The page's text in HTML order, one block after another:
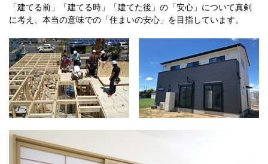
「建てる前」「建てる時」「建てた後」の「安心」について真剣
に考え、本当の意味での「住まいの安心」を目指しています。